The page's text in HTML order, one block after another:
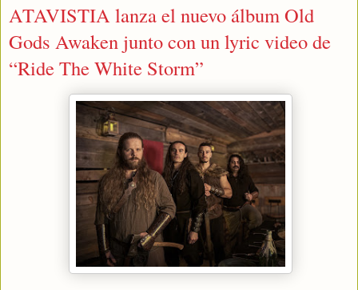
ATAVISTIA lanza el nuevo álbum Old
Gods Awaken junto con un lyric video de
“Ride The White Storm”